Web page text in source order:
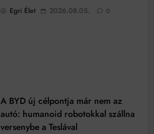
Egri Élet 2026.08.05. 0
A BYD új célpontja már nem az
autó: humanoid robotokkal szállna
versenybe a Teslával